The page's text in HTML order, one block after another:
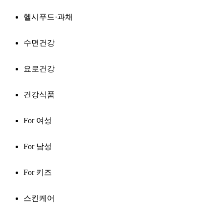
헬시푸드·과채
수면건강
요로건강
건강식품
For 여성
For 남성
For 키즈
스킨케어